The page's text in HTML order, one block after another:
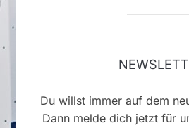
Du willst immer auf dem
Dann melde dich jetzt für